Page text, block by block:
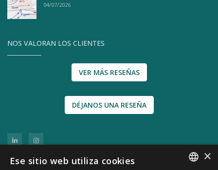
04/07/2026
NOS VALORAN LOS CLIENTES
VER MÁS RESEÑAS
DÉJANOS UNA RESEÑA
×
Ese sitio web utiliza cookies